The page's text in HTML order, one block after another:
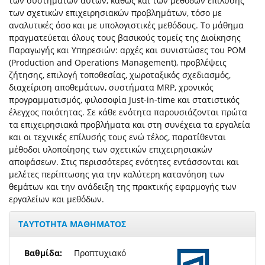
των σχετικών επιχειρησιακών προβλημάτων, τόσο με
αναλυτικές όσο και με υπολογιστικές μεθόδους. Το μάθημα
πραγματεύεται όλους τους βασικούς τομείς της Διοίκησης
Παραγωγής και Υπηρεσιών: αρχές και συνιστώσες του POM
(Production and Operations Management), προβλέψεις
ζήτησης, επιλογή τοποθεσίας, χωροταξικός σχεδιασμός,
διαχείριση αποθεμάτων, συστήματα MRP, χρονικός
προγραμματισμός, φιλοσοφία Just-in-time και στατιστικός
έλεγχος ποιότητας. Σε κάθε ενότητα παρουσιάζονται πρώτα
τα επιχειρησιακά προβλήματα και στη συνέχεια τα εργαλεία
και οι τεχνικές επίλυσής τους ενώ τέλος, παρατίθενται
μέθοδοι υλοποίησης των σχετικών επιχειρησιακών
αποφάσεων. Στις περισσότερες ενότητες εντάσσονται και
μελέτες περίπτωσης για την καλύτερη κατανόηση των
θεμάτων και την ανάδειξη της πρακτικής εφαρμογής των
εργαλείων και μεθόδων.
ΤΑΥΤΟΤΗΤΑ ΜΑΘΗΜΑΤΟΣ
Βαθμίδα: Προπτυχιακό